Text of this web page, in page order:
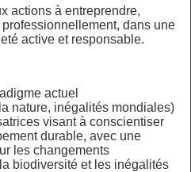
actions à entreprendre,
dans une
active et responsable.
actuel
nature, inégalités mondiales)
visant à conscientiser
durable, avec une
les changements
biodiversité et les inégalités